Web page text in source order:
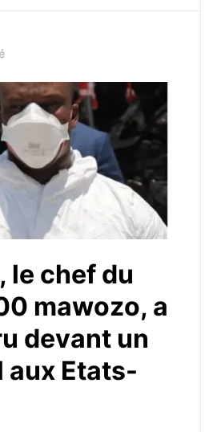
le chef du
mawozo, a
devant un
Etats-